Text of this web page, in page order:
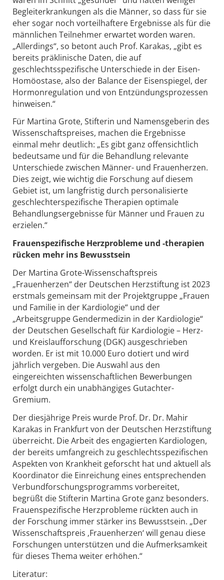
Begleiterkrankungen als die Männer, so dass für sie
eher sogar noch vorteilhaftere Ergebnisse als für die
männlichen Teilnehmer erwartet worden waren.
„Allerdings“, so betont auch Prof. Karakas, „gibt es
bereits präklinische Daten, die auf
geschlechtsspezifische Unterschiede in der Eisen-
Homöostase, also der Balance der Eisenspiegel, der
Hormonregulation und von Entzündungsprozessen
hinweisen.“
Für Martina Grote, Stifterin und Namensgeberin des
Wissenschaftspreises, machen die Ergebnisse
einmal mehr deutlich: „Es gibt ganz offensichtlich
bedeutsame und für die Behandlung relevante
Unterschiede zwischen Männer- und Frauenherzen.
Dies zeigt, wie wichtig die Forschung auf diesem
Gebiet ist, um langfristig durch personalisierte
geschlechterspezifische Therapien optimale
Behandlungsergebnisse für Männer und Frauen zu
erzielen.“
Frauenspezifische Herzprobleme und -therapien
rücken mehr ins Bewusstsein
Der Martina Grote-Wissenschaftspreis
„Frauenherzen“ der Deutschen Herzstiftung ist 2023
erstmals gemeinsam mit der Projektgruppe „Frauen
und Familie in der Kardiologie“ und der
„Arbeitsgruppe Gendermedizin in der Kardiologie“
der Deutschen Gesellschaft für Kardiologie – Herz-
und Kreislaufforschung (DGK) ausgeschrieben
worden. Er ist mit 10.000 Euro dotiert und wird
jährlich vergeben. Die Auswahl aus den
eingereichten wissenschaftlichen Bewerbungen
erfolgt durch ein unabhängiges Gutachter-
Gremium.
Der diesjährige Preis wurde Prof. Dr. Dr. Mahir
Karakas in Frankfurt von der Deutschen Herzstiftung
überreicht. Die Arbeit des engagierten Kardiologen,
der bereits umfangreich zu geschlechtsspezifischen
Aspekten von Krankheit geforscht hat und aktuell als
Koordinator die Einreichung eines entsprechenden
Verbundforschungsprogramms vorbereitet,
begrüßt die Stifterin Martina Grote ganz besonders.
Frauenspezifische Herzprobleme rückten auch in
der Forschung immer stärker ins Bewusstsein. „Der
Wissenschaftspreis ‚Frauenherzen‘ will genau diese
Forschungen unterstützen und die Aufmerksamkeit
für dieses Thema weiter erhöhen.“
Literatur: